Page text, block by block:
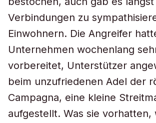
Verbindungen zu
Einwohnern. Die Angreifer
Unternehmen wochenlang
vorbereitet, Unterstützer
beim unzufriedenen Adel der
Campagna, eine kleine
aufgestellt. Was sie vorhatten,